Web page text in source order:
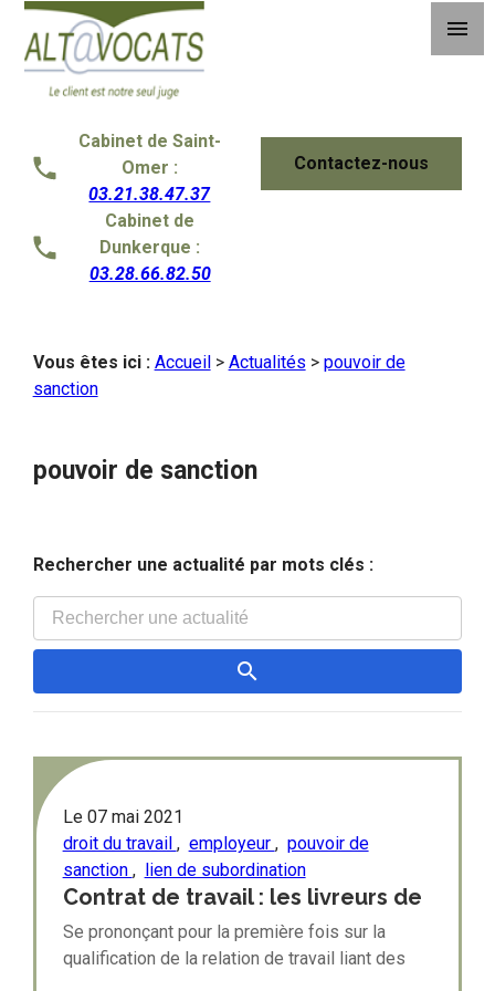
menu
Cabinet de Saint-
Omer :
03.21.38.47.37
Cabinet de
Dunkerque :
03.28.66.82.50
Contactez-nous
Vous êtes ici : Accueil> Actualités > pouvoir de
sanction
pouvoir de sanction
Rechercher une actualité par mots clés :
Le 07 mai 2021
droit du travail , employeur , pouvoir de
sanction , lien de subordination
Contrat de travail : les livreurs de
Take Eat Easy sont des salariés !
Se prononçant pour la première fois sur la
qualification de la relation de travail liant des
Panneau de gestion des cookies